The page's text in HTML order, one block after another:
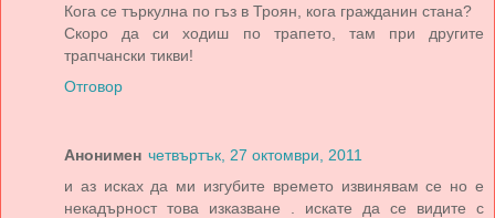
Кога се търкулна по гъз в Троян, кога гражданин стана?
Скоро да си ходиш по трапето, там при другите
трапчански тикви!
Отговор
Анонимен четвъртък, 27 октомври, 2011
и аз исках да ми изгубите времето извинявам се но е
некадърност това изказване . искате да се видите с